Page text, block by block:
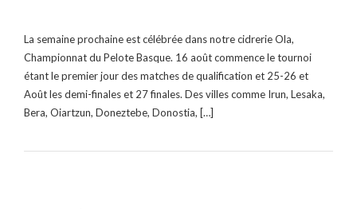
La semaine prochaine est célébrée dans notre cidrerie Ola,
Championnat du Pelote Basque. 16 août commence le tournoi
étant le premier jour des matches de qualification et 25-26 et
Août les demi-finales et 27 finales. Des villes comme Irun, Lesaka,
Bera, Oiartzun, Doneztebe, Donostia, […]